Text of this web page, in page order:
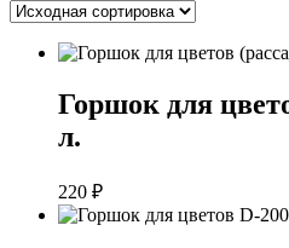
Горшок для
л.
220 ₽